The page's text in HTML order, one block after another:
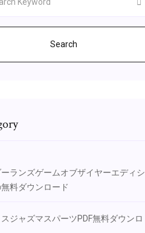
Search
ランズゲームオブザイヤーエディシ
無料ダウンロード
ジャズマスパーツPDF無料ダウンロ